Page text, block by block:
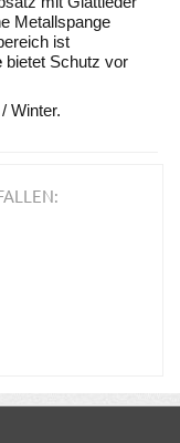
Metallspange
ist
bietet Schutz vor
Winter.